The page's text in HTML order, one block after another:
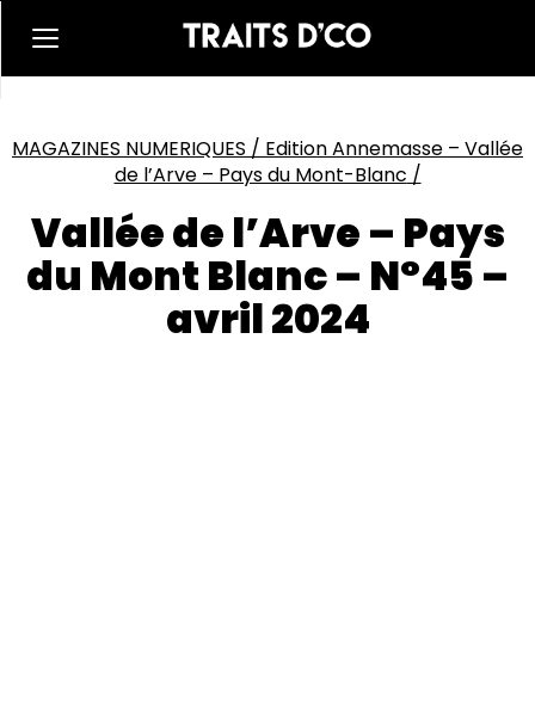
MAGAZINES NUMERIQUES / Edition Annemasse – Vallée
de l’Arve – Pays du Mont-Blanc /
Vallée de l’Arve – Pays
du Mont Blanc – N°45 –
avril 2024